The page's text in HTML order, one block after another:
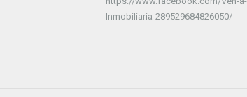
Inmobiliaria-289529684826050/